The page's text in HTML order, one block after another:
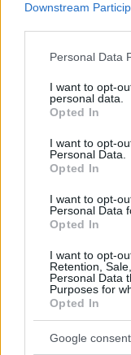
Downstream
Please note that
not limited to your
grant or deny
use your data for
consent section.
Personal Data
I want to opt-
personal data.
Opted In
I want to opt-
Personal Data.
Opted In
I want to opt-
Personal Data
Opted In
I want to opt-
Retention,
Personal Data
Purposes for
Opted In
Google
Το «Μικρό
βρετανικό
μπελάδες το Netflix
Μετά τη
stalker του
27.05.2024, 07:40 1